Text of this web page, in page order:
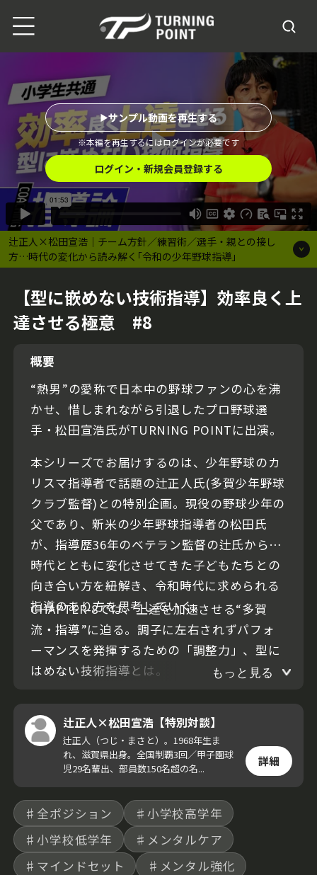
辻正人×松田宣浩｜チーム方針／練習術／選手・親との接し
方…時代の変化から読み解く｢令和の少年野球指導｣
※本編を再生するにはログインが必要です
サンプル動画を再生する
ログイン・新規会員登録する
【型に嵌めない技術指導】効率良く上
達させる極意 #8
概要
“熱男”の愛称で日本中の野球ファンの心を沸
かせ、惜しまれながら引退したプロ野球選
手・松田宣浩氏がTURNING POINTに出演。
本シリーズでお届けするのは、少年野球のカ
リスマ指導者で話題の辻正人氏(多賀少年野球
クラブ監督)との特別企画。現役の野球少年の
父であり、新米の少年野球指導者の松田氏
が、指導歴36年のベテラン監督の辻氏から、
時代とともに変化させてきた子どもたちとの
向き合い方を紐解き、令和時代に求められる
指導のあり方を思考していく。
CHAPTER-8では、上達を加速させる“多賀
流・指導”に迫る。調子に左右されずパフォ
ーマンスを発揮するための「調整力」、型に
はめない技術指導とは。
もっと見る
辻正人×松田宣浩【特別対談】
辻正人（つじ・まさと）。1968年生ま
れ、滋賀県出身。全国制覇3回／甲子園球
児29名輩出、部員数150名超の名...
詳細
♯全ポジション
♯小学校高学年
♯小学校低学年
♯メンタルケア
♯マインドセット
♯メンタル強化